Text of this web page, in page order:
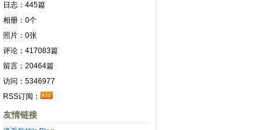
日志：445篇
相册：0个
照片：0张
评论：417083篇
留言：20464篇
访问：5346977
RSS订阅：
友情链接